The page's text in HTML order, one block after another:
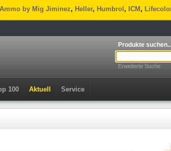
Ammo by Mig Jiminez, Heller, Humbrol , ICM,
Produkte
Erweiterte Suche
100 Aktuell Service